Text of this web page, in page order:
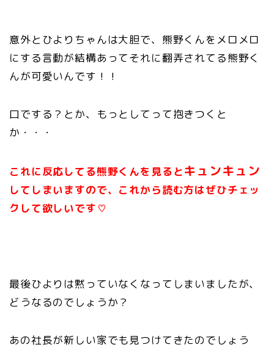
意外とひよりちゃんは大胆で、熊野くんをメロメロ
にする言動が結構あってそれに翻弄されてる熊野く
んが可愛いんです！！
口でする？とか、もっとしてって抱きつくと
か・・・
これに反応してる熊野くんを見るとキュンキュン
してしまいますので、これから読む方はぜひチェッ
クして欲しいです♡
最後ひよりは黙っていなくなってしまいましたが、
どうなるのでしょうか？
あの社長が新しい家でも見つけてきたのでしょう